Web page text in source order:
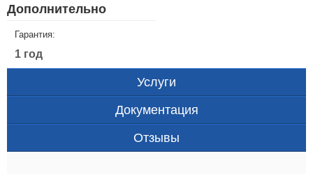
Дополнительно
Гарантия:
1 год
Услуги
Документация
Отзывы